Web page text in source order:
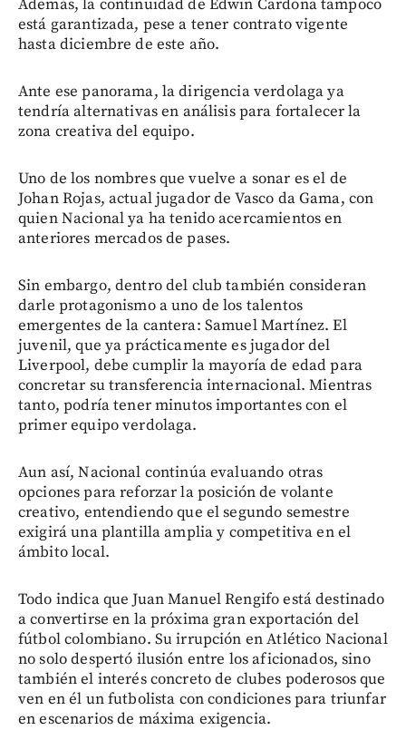
Además, la continuidad de Edwin Cardona tampoco
está garantizada, pese a tener contrato vigente
hasta diciembre de este año.
Ante ese panorama, la dirigencia verdolaga ya
tendría alternativas en análisis para fortalecer la
zona creativa del equipo.
Uno de los nombres que vuelve a sonar es el de
Johan Rojas, actual jugador de Vasco da Gama, con
quien Nacional ya ha tenido acercamientos en
anteriores mercados de pases.
Sin embargo, dentro del club también consideran
darle protagonismo a uno de los talentos
emergentes de la cantera: Samuel Martínez. El
juvenil, que ya prácticamente es jugador del
Liverpool, debe cumplir la mayoría de edad para
concretar su transferencia internacional. Mientras
tanto, podría tener minutos importantes con el
primer equipo verdolaga.
Aun así, Nacional continúa evaluando otras
opciones para reforzar la posición de volante
creativo, entendiendo que el segundo semestre
exigirá una plantilla amplia y competitiva en el
ámbito local.
Todo indica que Juan Manuel Rengifo está destinado
a convertirse en la próxima gran exportación del
fútbol colombiano. Su irrupción en Atlético Nacional
no solo despertó ilusión entre los aficionados, sino
también el interés concreto de clubes poderosos que
ven en él un futbolista con condiciones para triunfar
en escenarios de máxima exigencia.